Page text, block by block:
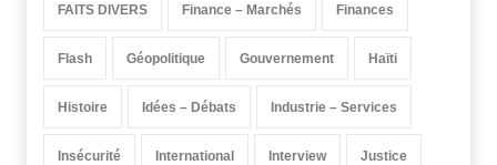
FAITS DIVERS Finance – Marchés Finances
Flash Géopolitique Gouvernement Haïti
Histoire Idées – Débats Industrie – Services
Insécurité International Interview Justice